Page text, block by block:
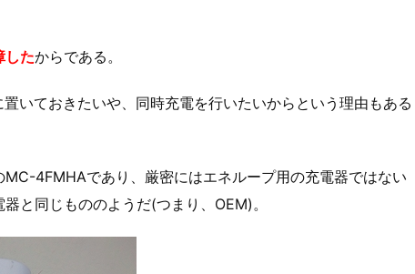
したからである。
いておきたいや、同時充電を行いたいからという理由もある
4FMHAであり、厳密にはエネループ用の充電器ではない
と同じもののようだ(つまり、OEM)。